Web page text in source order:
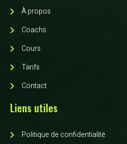
À propos
Coachs
Cours
Tarifs
Contact
Liens utiles
Politique de confidentialité